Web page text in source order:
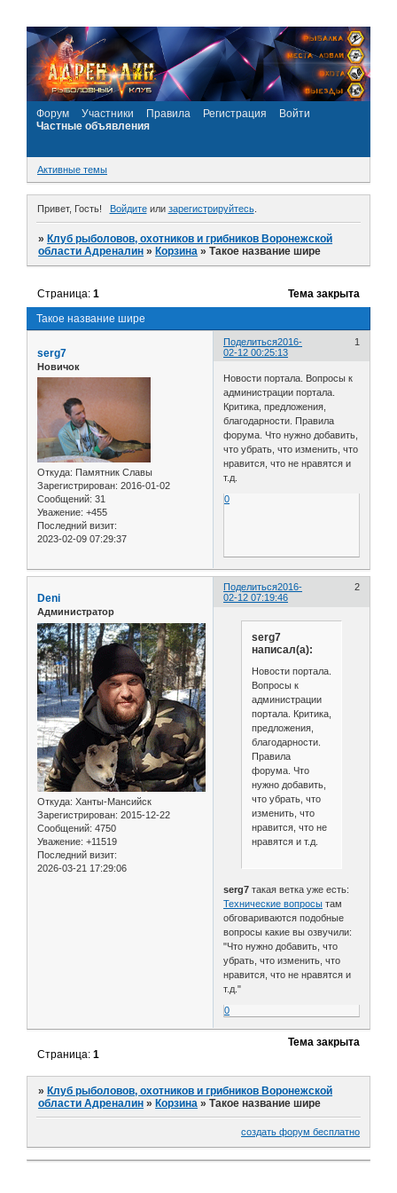
Форум Участники Правила Регистрация
Войти
Частные объявления
Активные темы
Привет, Гость! Войдитеили зарегистрируйтесь.
»Клуб рыболовов, охотников и грибников Воронежской
области Адреналин »Корзина »Такое название шире
Такое название шире
Страница:1 Тема закрыта
Поделиться 1
2016-
02-12 00:25:13
serg7
Новичок
Откуда: Памятник Славы
Зарегистрирован: 2016-01-02
Сообщений: 31
Уважение: +455
Последний визит:
2023-02-09 07:29:37
Новости портала. Вопросы к
администрации портала.
Критика, предложения,
благодарности. Правила
форума. Что нужно добавить,
что убрать, что изменить, что
нравится, что не нравятся и
т.д.
0
Поделиться 2
2016-
02-12 07:19:46
Deni
Администратор
Откуда: Ханты-Мансийск
Зарегистрирован: 2015-12-22
Сообщений: 4750
Уважение: +11519
Последний визит:
2026-03-21 17:29:06
serg7
написал(а):
Новости портала.
Вопросы к
администрации
портала. Критика,
предложения,
благодарности.
Правила
форума. Что
нужно добавить,
что убрать, что
изменить, что
нравится, что не
нравятся и т.д.
serg7 такая ветка уже есть:
Технические вопросы там
обговариваются подобные
вопросы какие вы озвучили:
"Что нужно добавить, что
убрать, что изменить, что
нравится, что не нравятся и
т.д."
0
Тема закрыта
Страница:1
» Клуб рыболовов, охотников и грибников Воронежской
области Адреналин » Корзина »Такое название шире
создать форум бесплатно